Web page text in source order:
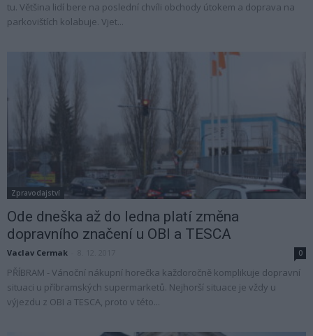
tu. Většina lidí bere na poslední chvíli obchody útokem a doprava na
parkovištích kolabuje. Vjet...
Zpravodajství
Ode dneška až do ledna platí změna
dopravního značení u OBI a TESCA
Vaclav Cermak 0
PŘÍBRAM - Vánoční nákupní horečka každoročně komplikuje dopravní
situaci u příbramských supermarketů. Nejhorší situace je vždy u
výjezdu z OBI a TESCA, proto v této...